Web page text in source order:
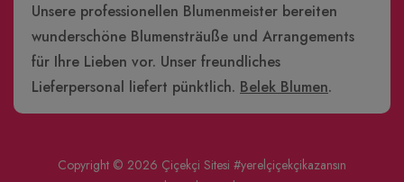
Unsere professionellen Blumenmeister bereiten
wunderschöne Blumensträuße und Arrangements
für Ihre Lieben vor. Unser freundliches
Lieferpersonal liefert pünktlich. Belek Blumen.
Copyright © 2026 Çiçekçi Sitesi #yerelçiçekçikazansın